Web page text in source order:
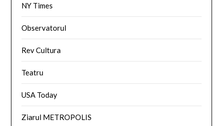
NY Times
Observatorul
Rev Cultura
Teatru
USA Today
Ziarul METROPOLIS